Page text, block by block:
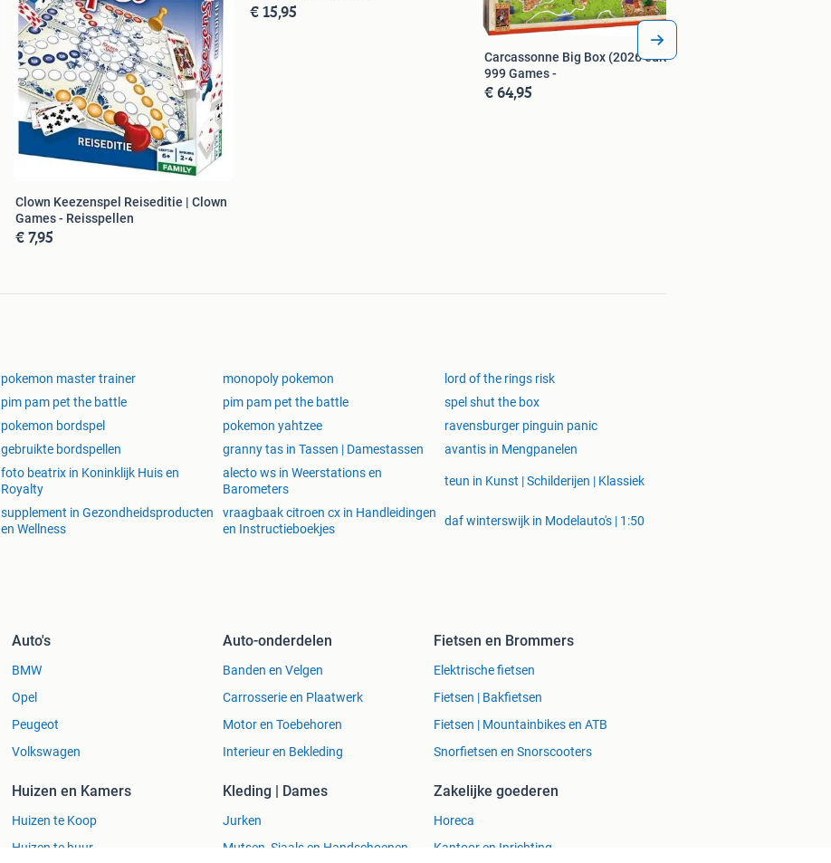
Clown Keezenspel Reiseditie | Clown
Games - Reisspellen
€ 7,95
€ 15,95
Carcassonne Big Box (2026 editie) |
999 Games -
€ 64,95
pokemon master trainer monopoly pokemon
lord of the rings risk
pim pam pet the battle pim pam pet the battle
spel shut the box
pokemon bordspel pokemon yahtzee
ravensburger pinguin panic
gebruikte bordspellen granny tas in Tassen | Damestassen
avantis in Mengpanelen
foto beatrix in Koninklijk Huis en
Royalty
alecto ws in Weerstations en
Barometers
teun in Kunst | Schilderijen | Klassiek
supplement in Gezondheidsproducten
en Wellness
vraagbaak citroen cx in Handleidingen
en Instructieboekjes
daf winterswijk in Modelauto's | 1:50
Auto's
BMW
Opel
Peugeot
Volkswagen
Auto-onderdelen
Banden en Velgen
Carrosserie en Plaatwerk
Motor en Toebehoren
Interieur en Bekleding
Fietsen en Brommers
Elektrische fietsen
Fietsen | Bakfietsen
Fietsen | Mountainbikes en ATB
Snorfietsen en Snorscooters
Huizen en Kamers
Huizen te Koop
Huizen te huur
Kleding | Dames
Jurken
Mutsen, Sjaals en Handschoenen
Zakelijke goederen
Horeca
Kantoor en Inrichting